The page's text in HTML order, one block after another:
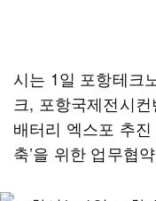
시는 1일 포항테크
크, 포항국제전시
배터리 엑스포 추
축’을 위한 업무협